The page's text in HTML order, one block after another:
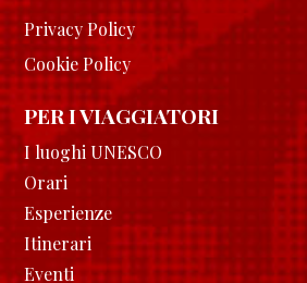
Privacy Policy
Cookie Policy
PER I VIAGGIATORI
I luoghi UNESCO
Orari
Esperienze
Itinerari
Eventi